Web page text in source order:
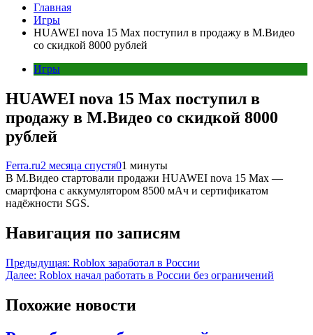
Главная
Игры
HUAWEI nova 15 Max поступил в продажу в М.Видео
со скидкой 8000 рублей
Игры
HUAWEI nova 15 Max поступил в
продажу в М.Видео со скидкой 8000
рублей
Ferra.ru2 месяца спустя01 минуты
В М.Видео стартовали продажи HUAWEI nova 15 Max —
смартфона с аккумулятором 8500 мАч и сертификатом
надёжности SGS.
Навигация по записям
Предыдущая: Roblox заработал в России
Далее: Roblox начал работать в России без ограничений
Похожие новости